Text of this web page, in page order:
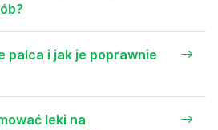
palca i jak je poprawnie
leki na